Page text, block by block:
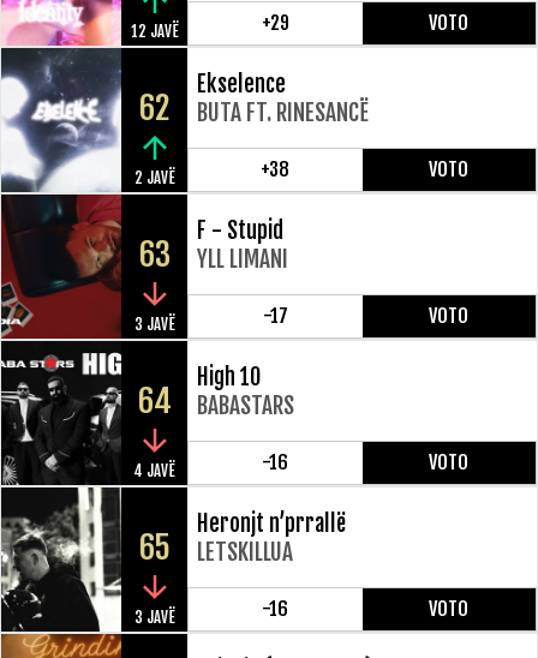
12 JAVË +29 VOTO
62
2 JAVË
Ekselence
BUTA FT. RINESANCË
+38 VOTO
63
3 JAVË
F - Stupid
YLL LIMANI
-17 VOTO
64
4 JAVË
High 10
BABASTARS
-16 VOTO
65
3 JAVË
Heronjt n’prrallë
LETSKILLUA
-16 VOTO